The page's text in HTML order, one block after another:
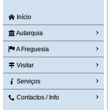
Início
Autarquia
A Freguesia
Visitar
Serviços
Contactos / Info